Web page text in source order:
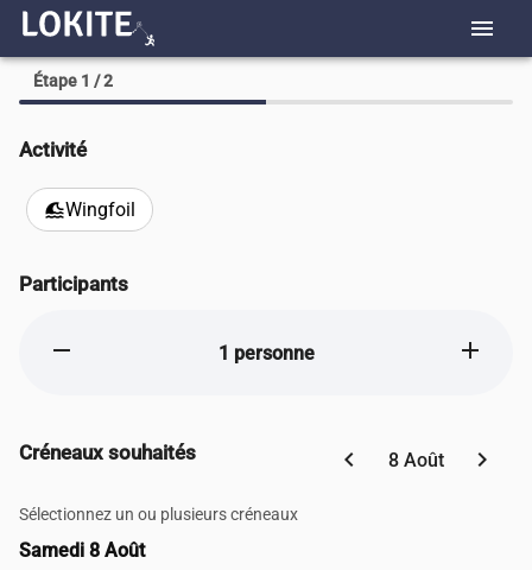
menu
Étape 1 / 2
Activité
tsunamiWingfoil
Participants
remove 1 personne add
Créneaux souhaités chevron_left 8 Août chevron_right
Sélectionnez un ou plusieurs créneaux
Samedi 8 Août